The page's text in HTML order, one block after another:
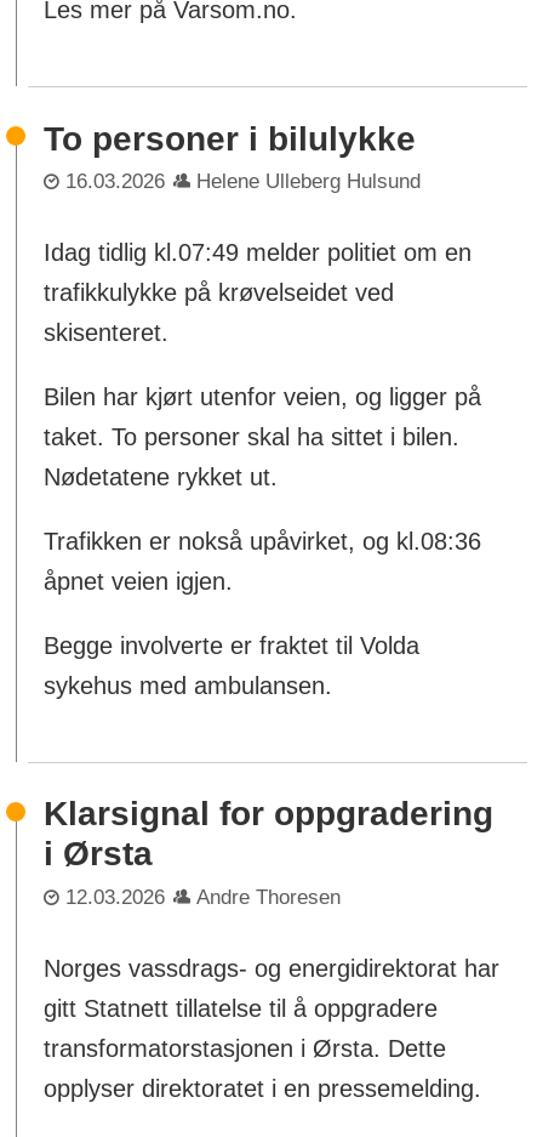
Les mer på Varsom.no.
To personer i bilulykke
16.03.2026 Helene Ulleberg Hulsund
Idag tidlig kl.07:49 melder politiet om en
trafikkulykke på krøvelseidet ved
skisenteret.
Bilen har kjørt utenfor veien, og ligger på
taket. To personer skal ha sittet i bilen.
Nødetatene rykket ut.
Trafikken er nokså upåvirket, og kl.08:36
åpnet veien igjen.
Begge involverte er fraktet til Volda
sykehus med ambulansen.
Klarsignal for oppgradering
i Ørsta
12.03.2026 Andre Thoresen
Norges vassdrags- og energidirektorat har
gitt Statnett tillatelse til å oppgradere
transformatorstasjonen i Ørsta. Dette
opplyser direktoratet i en pressemelding.